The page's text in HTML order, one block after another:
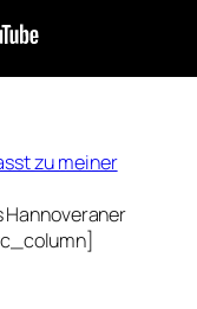
zu meiner